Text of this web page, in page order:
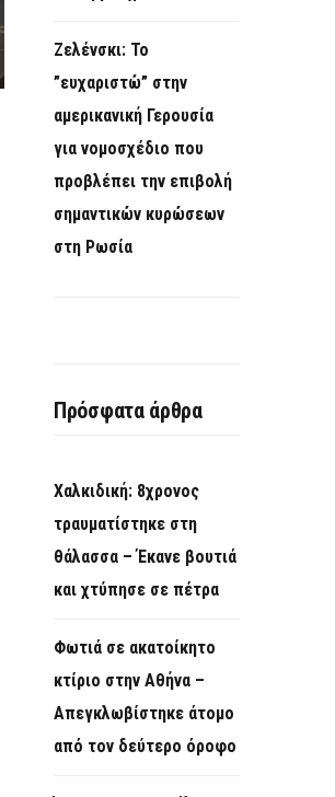
Ζελένσκι: Το
”ευχαριστώ” στην
αμερικανική Γερουσία
για νομοσχέδιο που
προβλέπει την επιβολή
σημαντικών κυρώσεων
στη Ρωσία
Πρόσφατα άρθρα
Χαλκιδική: 8χρονος
τραυματίστηκε στη
θάλασσα – Έκανε βουτιά
και χτύπησε σε πέτρα
Φωτιά σε ακατοίκητο
κτίριο στην Αθήνα –
Απεγκλωβίστηκε άτομο
από τον δεύτερο όροφο